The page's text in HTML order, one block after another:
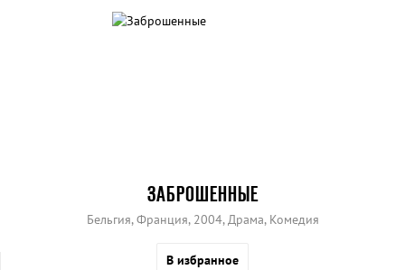
ЗАБРОШЕННЫЕ
Бельгия, Франция, 2004, Драма, Комедия
В избранное